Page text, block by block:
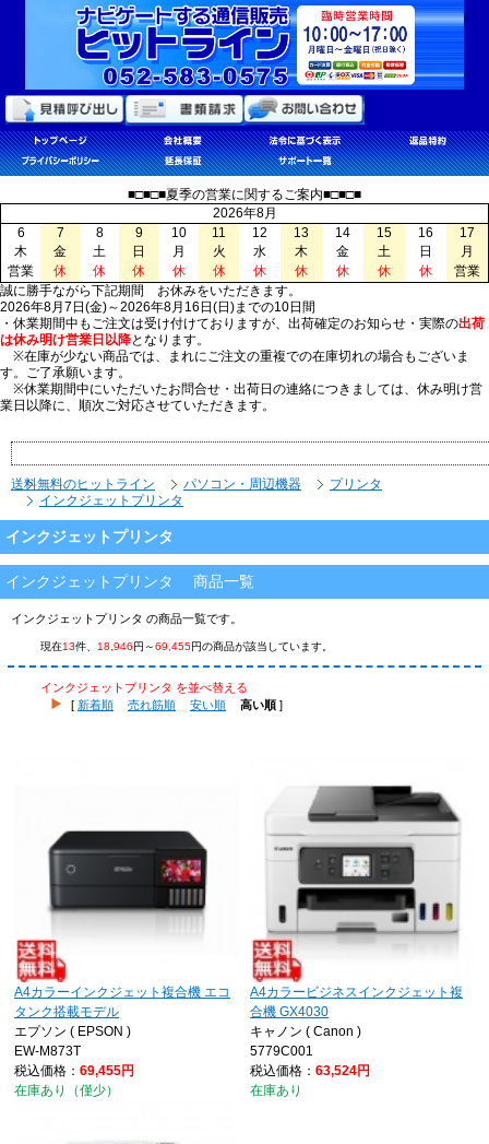
■□■□■夏季の営業に関するご案内■□■□■
2026年8月
6
7 8 9 10 11 12 13 14 15 16
17
木
金 土 日 月 火 水 木 金 土 日
月
営業
休 休 休 休 休 休 休 休 休 休
営業
誠に勝手ながら下記期間 お休みをいただきます。
2026年8月7日(金)～2026年8月16日(日)までの10日間
・休業期間中もご注文は受け付けておりますが、出荷確定のお知らせ・実際の出荷
は休み明け営業日以降となります。
※在庫が少ない商品では、まれにご注文の重複での在庫切れの場合もございま
す。ご了承願います。
※休業期間中にいただいたお問合せ・出荷日の連絡につきましては、休み明け営
業日以降に、順次ご対応させていただきます。
送料無料のヒットライン パソコン・周辺機器
プリンタ
インクジェットプリンタ
インクジェットプリンタ
インクジェットプリンタ 商品一覧
インクジェットプリンタ の商品一覧です。
現在13件、 18,946円～69,455円の商品が該当しています。
インクジェットプリンタ を並べ替える
[ 新着順 売れ筋順 安い順 高い順 ]
A4カラーインクジェット複合機 エコ
タンク搭載モデル
エプソン ( EPSON )
EW-M873T
税込価格： 69,455円
在庫あり（僅少）
A4カラービジネスインクジェット複
合機 GX4030
キャノン ( Canon )
5779C001
税込価格： 63,524円
在庫あり